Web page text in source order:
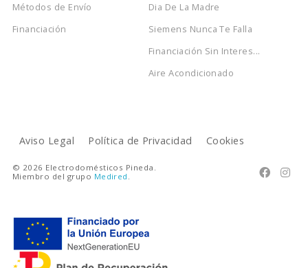
Métodos de Envío
Financiación
Dia De La Madre
Siemens Nunca Te Falla
Financiación Sin Interes...
Aire Acondicionado
Aviso Legal Política de Privacidad Cookies
 
© 2026 Electrodomésticos Pineda.
Miembro del grupo Medired .